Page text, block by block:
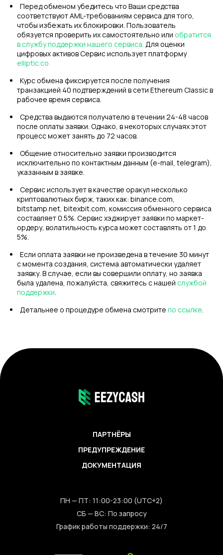
Перед обменом убедитесь что Ваши средства
соответствуют AML-требованиям сервиса для того,
чтобы избежать их блокировки. Пользователь
обязуется проверить их самостоятельно или обратится
в службу поддержки нашего сервиса. Для оценки
цифровых активов Сервис использует платформу
elliptic.co
Курс обмена фиксируется после получения
транзакцией 40 подтверждений в сети Ethereum Classic в
рабочее время сервиса.
Средства выдаются получателю в течении 24-48 часов
после оплаты заявки. Однако, в некоторых случаях этот
процесс может занять до 72 часов.
Общение относительно заявки производится
исключительно по контактным данным (e-mail, telegram),
указанным в заявке.
Сервис использует в качестве оракул несколько
криптовалютных бирж, таких как: binance.com,
bitstamp.net, bitexbit.com, комиссия обменного сервиса
составляет 0.5%. Сервис хэджирует заявки по маркет-
ордеру, волатильность курса может составлять от 1 до
5%.
Если оплата заявки не произведена в течение 30 минут
с момента создания, система автоматически удаляет
заявку. В случае, если вы совершили оплату, но заявка
была удалена, пожалуйста, свяжитесь с нашей службой
поддержки.
Детальнее о процедуре обмена смотрите по ссылке.
ПАРТНЁРЫ
ПРЕДУПРЕЖДЕНИЕ
ДОКУМЕНТАЦИЯ
ПН — ПТ: 11:00-23:00 (UTC+2)
СБ — ВС: По запросу
График работы поддержки: 24/7